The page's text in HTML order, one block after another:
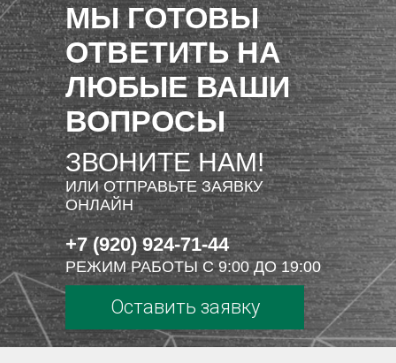
МЫ ГОТОВЫ
ОТВЕТИТЬ НА
ЛЮБЫЕ ВАШИ
ВОПРОСЫ
ЗВОНИТЕ НАМ!
ИЛИ ОТПРАВЬТЕ ЗАЯВКУ
ОНЛАЙН
+7 (920) 924-71-44
РЕЖИМ РАБОТЫ С 9:00 ДО 19:00
Оставить заявку